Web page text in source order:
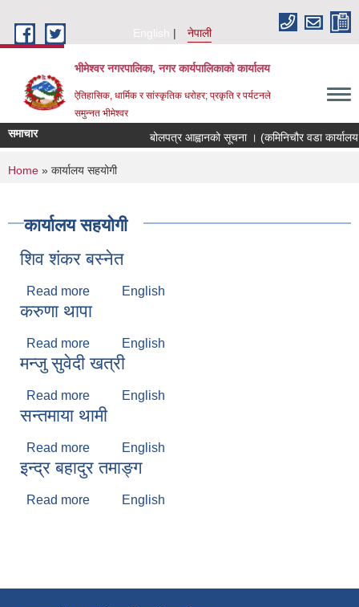
English
नेपाली
भीमेश्वर नगरपालिका, नगर कार्यपालिकाको कार्यालय
ऐतिहासिक, धार्मिक र सांस्कृतिक धरोहर; प्रकृति र पर्यटनले
समुन्नत भीमेश्वर
समाचार बोलपत्र आह्वानको सूचना । (कमिनिचौर वडा
You are here
Home » कार्यालय सहयोगी
कार्यालय सहयोगी
शिव शंकर बस्नेत
Read more about शिव शंकर बस्नेत
English
करुणा थापा
Read more about करुणा थापा
English
मन्जु सुवेदी खत्री
Read more about मन्जु सुवेदी खत्री
English
सन्तमाया थामी
Read more about सन्तमाया थामी
English
इन्द्र बहादुर तमाङ्ग
Read more about इन्द्र बहादुर तमाङ्ग
English